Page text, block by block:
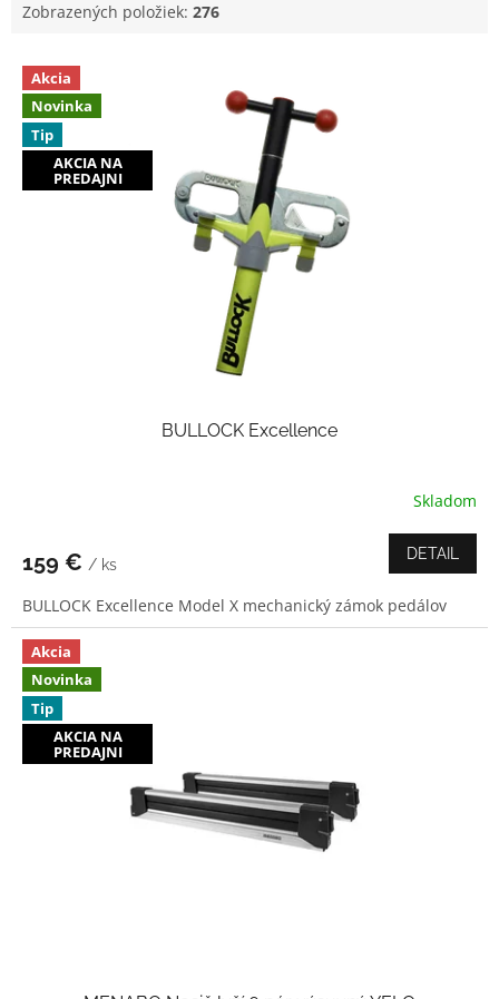
Zobrazených položiek: 276
V
p
p
Akcia
Novinka
Tip
AKCIA NA
PREDAJNI
BULLOCK Excellence
je
z
5
hviezdičiek.
Skladom
159 € / ks
DETAIL
BULLOCK Excellence Model X mechanický zámok pedálov
Akcia
Novinka
Tip
AKCIA NA
PREDAJNI